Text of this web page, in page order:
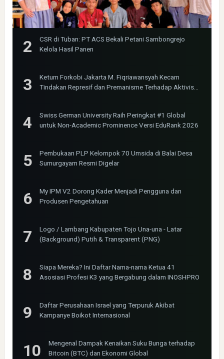
CSR di Tuban: PT ACS Bekali Petani Sambongrejo
Kelola Hasil Panen
Ketum Forkobi Jakarta M. Fiqriawansyah Kecam
Tindakan Represif dan Premanisme Terhadap Aktivis
Swiss German University Raih Peringkat #1 Global
untuk Non-Academic Prominence Versi EduRank 2026
Pembukaan PLP Kelompok 70 Umsida di Balai Desa
Sumurgayam Resmi Digelar
My IPM V2 Dorong Kader Menjadi Pengguna dan
Produsen Pengetahuan
Logo / Lambang Kabupaten Tojo Una-una - Latar
(Background) Putih & Transparent (PNG)
Siapa Mereka? Ini Daftar Nama-nama Ketua 41
Asosiasi Profesi K3 yang Bergabung dalam INOSHPRO
Daftar Perusahaan Israel yang Terpuruk Akibat
Kampanye Boikot Internasional
Mengenal Dampak Kenaikan Suku Bunga terhadap
Bitcoin (BTC) dan Ekonomi Global